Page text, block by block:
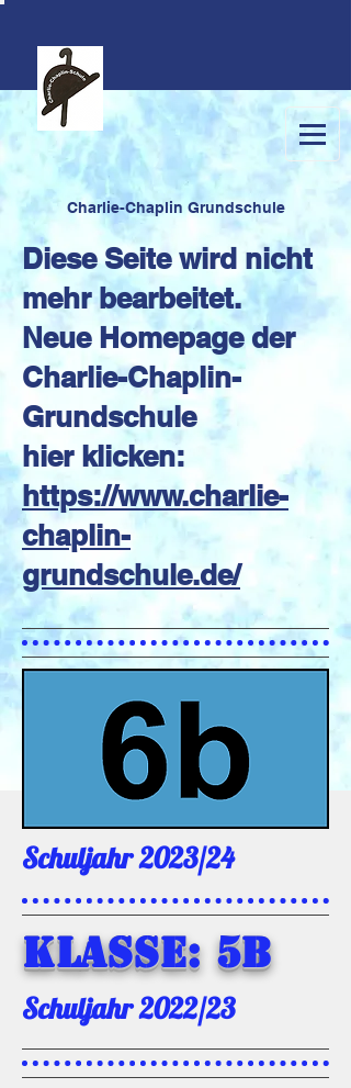
Charlie-Chaplin Grundschule
Diese Seite wird nicht
mehr bearbeitet.
Neue Homepage der
Charlie-Chaplin-
Grundschule
hier klicken:
https://www.charlie-
chaplin-
grundschule.de/
Schuljahr 2023/24
Klasse: 5b
Schuljahr 2022/23